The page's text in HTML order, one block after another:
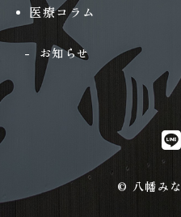
医療コラム
お知らせ
© 八幡み